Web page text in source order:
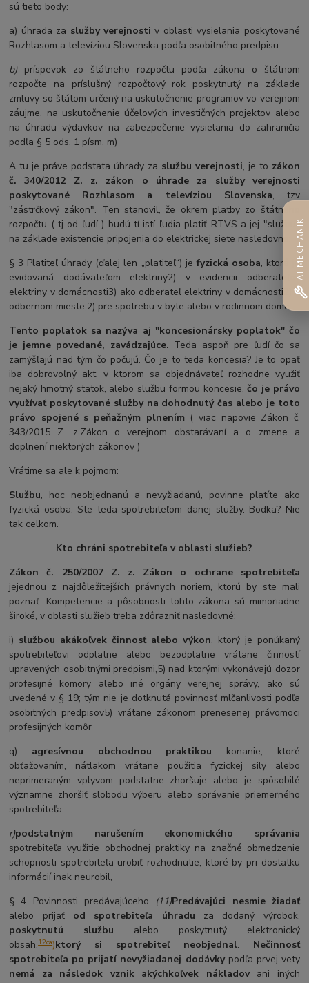
sú tieto body:
a) úhrada za služby verejnosti v oblasti vysielania poskytované
Rozhlasom a televíziou Slovenska podľa osobitného predpisu
b)príspevok zo štátneho rozpočtu podľa zákona o štátnom
rozpočte na príslušný rozpočtový rok poskytnutý na základe
zmluvy so štátom určený na uskutočnenie programov vo verejnom
záujme, na uskutočnenie účelových investičných projektov alebo
na úhradu výdavkov na zabezpečenie vysielania do zahraničia
podľa § 5 ods. 1 písm. m)
A tu je práve podstata úhrady za službu verejnosti, je to zákon
č. 340/2012 Z. z. zákon o úhrade za služby verejnosti
poskytované Rozhlasom a televíziou Slovenska, tzv
"zástrčkový zákon". Ten stanovil, že okrem platby zo štátneho
rozpočtu ( tj od ľudí ) budú tí istí ľudia platiť RTVS a jej "službu"
na základe existencie pripojenia do elektrickej siete nasledovne:
§ 3 Platiteľ úhrady (ďalej len „platiteľ“) jefyzická osoba, ktorá je
evidovaná dodávateľom elektriny2) v evidencii odberateľov
elektriny v domácnosti3) ako odberateľ elektriny v domácnosti2) v
odbernom mieste,2) pre spotrebu v byte alebo v rodinnom dome
Tento poplatok sa nazýva aj "koncesionársky poplatok" čo
je jemne povedané, zavádzajúce. Teda aspoň pre ľudí čo sa
zamýšľajú nad tým čo počujú. Čo je to teda koncesia? Je to opäť
iba dobrovoľný akt, v ktorom sa objednávateľ rozhodne využiť
nejaký hmotný statok, alebo službu formou koncesie,čo je právo
využívať poskytované služby na dohodnutý čas alebo je toto
právo spojené s peňažným plnením ( viac napovie Zákon č.
343/2015 Z. z.Zákon o verejnom obstarávaní a o zmene a
doplnení niektorých zákonov )
Vrátime sa ale k pojmom:
Službu, hoc neobjednanú a nevyžiadanú, povinne platíte ako
fyzická osoba. Ste teda spotrebiteľom danej služby. Bodka? Nie
tak celkom.
Kto chráni spotrebiteľa v oblasti služieb?
Zákon č. 250/2007 Z. z. Zákon o ochrane spotrebiteľa
jejednou z najdôležitejších právnych noriem, ktorú by ste mali
poznať. Kompetencie a pôsobnosti tohto zákona sú mimoriadne
široké, v oblasti služieb treba zdôrazniť nasledovné:
i) službou akákoľvek činnosť alebo výkon, ktorý je ponúkaný
spotrebiteľovi odplatne alebo bezodplatne vrátane činností
upravených osobitnými predpismi,5) nad ktorými vykonávajú dozor
profesijné komory alebo iné orgány verejnej správy, ako sú
uvedené v § 19; tým nie je dotknutá povinnosť mlčanlivosti podľa
osobitných predpisov5) vrátane zákonom prenesenej právomoci
profesijných komôr
q) agresívnou obchodnou praktikou konanie, ktoré
obťažovaním, nátlakom vrátane použitia fyzickej sily alebo
neprimeraným vplyvom podstatne zhoršuje alebo je spôsobilé
významne zhoršiť slobodu výberu alebo správanie priemerného
spotrebiteľa
r)podstatným narušením ekonomického správania
spotrebiteľa využitie obchodnej praktiky na značné obmedzenie
schopnosti spotrebiteľa urobiť rozhodnutie, ktoré by pri dostatku
informácií inak neurobil,
§ 4 Povinnosti predávajúceho (11)Predávajúci nesmie žiadať
alebo prijať od spotrebiteľa úhradu za dodaný výrobok,
poskytnutú službu alebo poskytnutý elektronický
obsah,12ca)ktorý si spotrebiteľ neobjednal. Nečinnosť
spotrebiteľa po prijatí nevyžiadanej dodávkypodľa prvej vety
nemá za následok vznik akýchkoľvek nákladovani iných
AI MECHANIK